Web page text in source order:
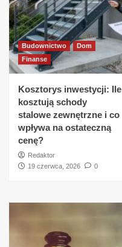
Budownictwo
Dom
Finanse
Kosztorys inwestycji: Ile
kosztują schody
stalowe zewnętrzne i co
wpływa na ostateczną
cenę?
Redaktor
19 czerwca, 2026
0